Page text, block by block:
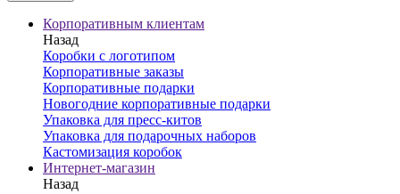
Корпоративным клиентам
Назад
Коробки с логотипом
Корпоративные заказы
Корпоративные подарки
Новогодние корпоративные подарки
Упаковка для пресс-китов
Упаковка для подарочных наборов
Кастомизация коробок
Интернет-магазин
Назад